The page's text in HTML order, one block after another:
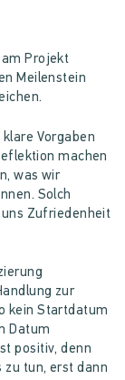
Projekt
Meilenstein
Vorgaben
machen
was wir
Solch
Zufriedenheit
zur
kein Startdatum
Datum
positiv, denn
zu tun, erst dann